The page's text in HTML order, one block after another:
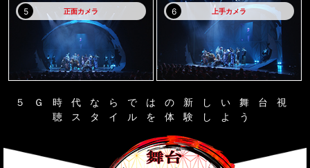
正面カメラ 上手カメラ
５Ｇ時代ならではの新しい舞台視
聴スタイルを体験しよう